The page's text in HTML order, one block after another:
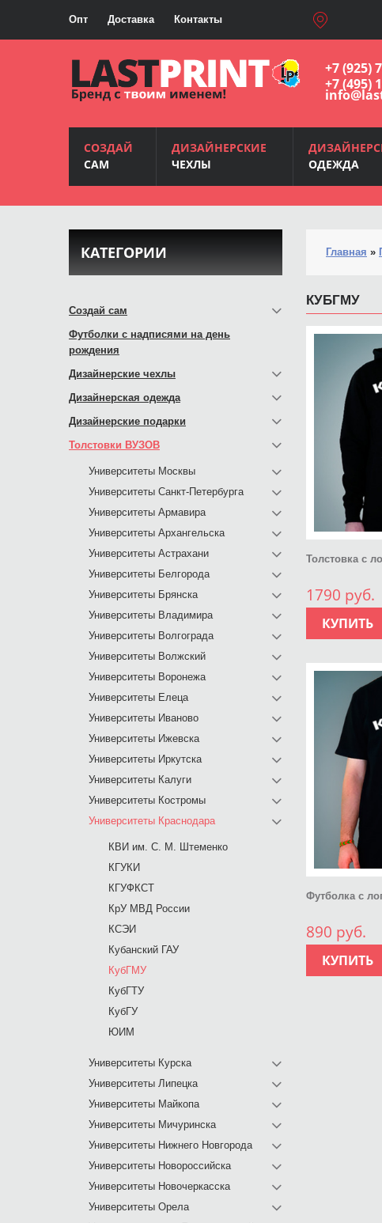
Опт Доставка Контакты
+7 (925)
+7 (495)
СОЗДАЙ
САМ
ДИЗАЙНЕРСКИЕ
ЧЕХЛЫ
ОДЕЖДА
Главная »
КУБГМУ
Толстовка с
1790 руб.
КУПИТЬ
Футболка с
890 руб.
КУПИТЬ
КАТЕГОРИИ
Создай сам
Футболки с надписями на день
рождения
Дизайнерские чехлы
Дизайнерская одежда
Дизайнерские подарки
Толстовки ВУЗОВ
Университеты Москвы
Университеты Санкт-Петербурга
Университеты Армавира
Университеты Архангельска
Университеты Астрахани
Университеты Белгорода
Университеты Брянска
Университеты Владимира
Университеты Волгограда
Университеты Волжский
Университеты Воронежа
Университеты Елеца
Университеты Иваново
Университеты Ижевска
Университеты Иркутска
Университеты Калуги
Университеты Костромы
Университеты Краснодара
КВИ им. С. М. Штеменко
КГУКИ
КГУФКСТ
КрУ МВД России
КСЭИ
Кубанский ГАУ
КубГМУ
КубГТУ
КубГУ
ЮИМ
Университеты Курска
Университеты Липецка
Университеты Майкопа
Университеты Мичуринска
Университеты Нижнего Новгорода
Университеты Новороссийска
Университеты Новочеркасска
Университеты Орела